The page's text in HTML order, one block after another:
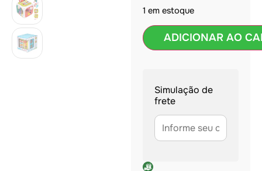
1 em estoque
ADICIONAR AO
Simulação de
frete